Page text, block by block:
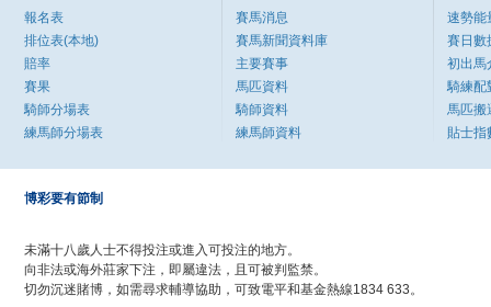
報名表
排位表(本地)
賠率
賽果
騎師分場表
練馬師分場表
賽馬消息
賽馬新聞資料庫
主要賽事
馬匹資料
騎師資料
練馬師資料
速勢能
賽日數
初出馬
騎練配
馬匹搬
貼士指
博彩要有節制
未滿十八歲人士不得投注或進入可投注的地方。
向非法或海外莊家下注，即屬違法，且可被判監禁。
切勿沉迷賭博，如需尋求輔導協助，可致電平和基金熱線1834 633。